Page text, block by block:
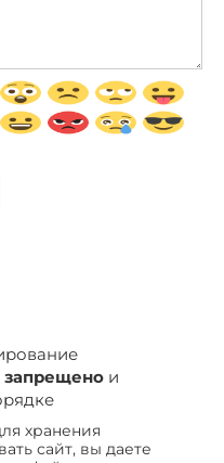
запрещено и
хранения
сайт, вы даете